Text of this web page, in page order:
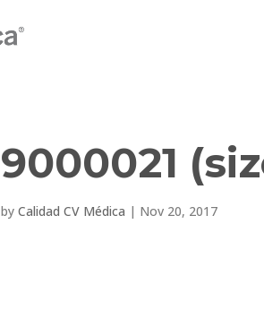
9000021
byCalidad CV Médica | Nov 20, 2017